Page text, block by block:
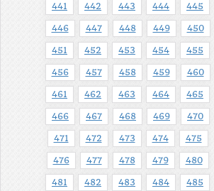
441 442 443 444 445
446 447 448 449 450
451 452 453 454 455
456 457 458 459 460
461 462 463 464 465
466 467 468 469 470
471 472 473 474 475
476 477 478 479 480
481 482 483 484 485